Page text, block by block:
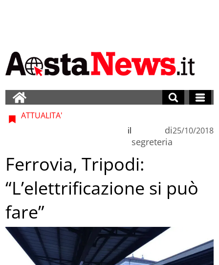
ATTUALITA'
di
segreteria
il 25/10/2018
Ferrovia, Tripodi:
“L’elettrificazione si può
fare”